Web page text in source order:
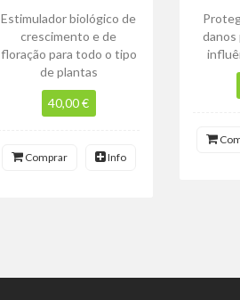
Estimulador biológico de
crescimento e de
floração para todo o tipo
de plantas
40,00 €
Comprar Info
danos